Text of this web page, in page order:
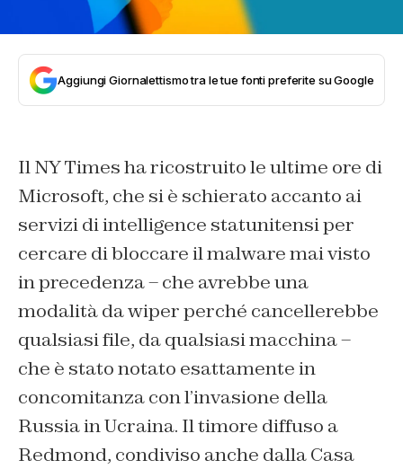
Aggiungi Giornalettismo tra le tue fonti preferite su Google
Il NY Times ha ricostruito le ultime ore di
Microsoft, che si è schierato accanto ai
servizi di intelligence statunitensi per
cercare di bloccare il malware mai visto
in precedenza – che avrebbe una
modalità dawiperperché cancellerebbe
qualsiasi file, da qualsiasi macchina –
che è stato notato esattamente in
concomitanza con l’invasione della
Russia in Ucraina. Il timore diffuso a
Redmond, condiviso anche dalla Casa